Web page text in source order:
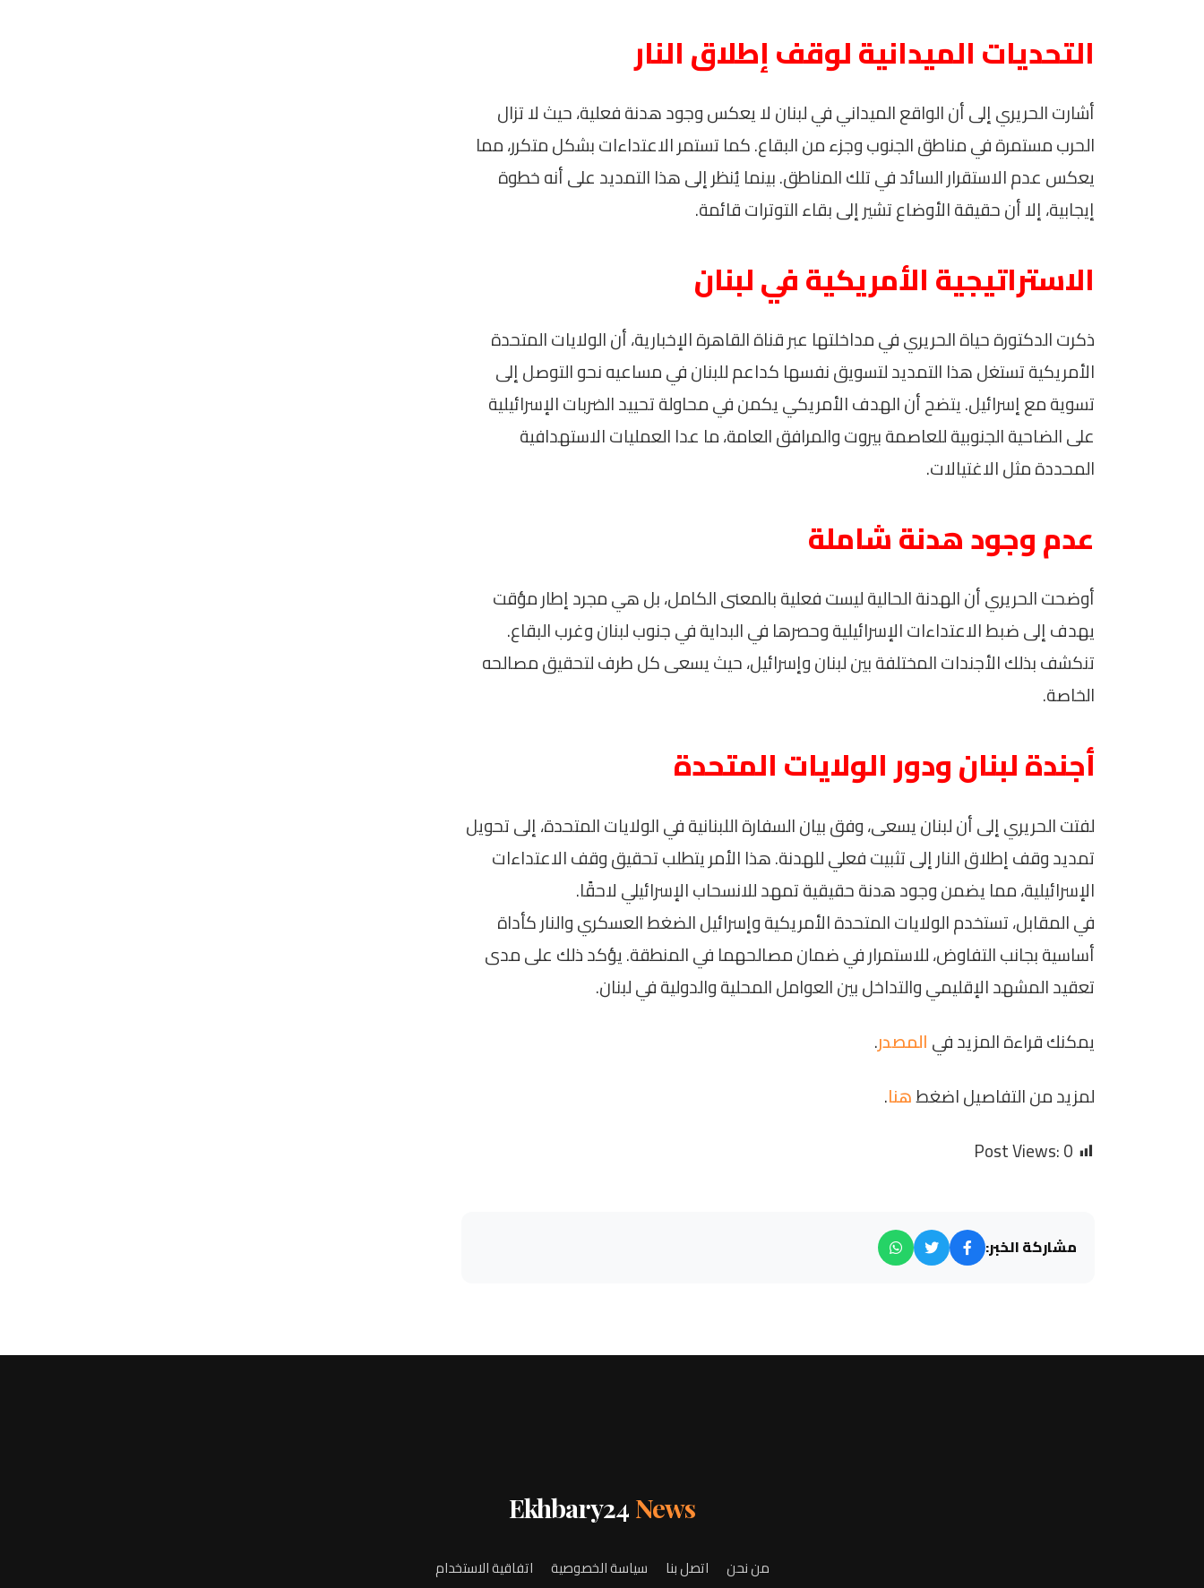
التحديات الميدانية لوقف إطلاق النار
أشارت الحريري إلى أن الواقع الميداني في لبنان لا يعكس وجود هدنة فعلية، حيث لا تزال
الحرب مستمرة في مناطق الجنوب وجزء من البقاع. كما تستمر الاعتداءات بشكل متكرر، مما
يعكس عدم الاستقرار السائد في تلك المناطق. بينما يُنظر إلى هذا التمديد على أنه خطوة
إيجابية، إلا أن حقيقة الأوضاع تشير إلى بقاء التوترات قائمة.
الاستراتيجية الأمريكية في لبنان
ذكرت الدكتورة حياة الحريري في مداخلتها عبر قناة القاهرة الإخبارية، أن الولايات المتحدة
الأمريكية تستغل هذا التمديد لتسويق نفسها كداعم للبنان في مساعيه نحو التوصل إلى
تسوية مع إسرائيل. يتضح أن الهدف الأمريكي يكمن في محاولة تحييد الضربات الإسرائيلية
على الضاحية الجنوبية للعاصمة بيروت والمرافق العامة، ما عدا العمليات الاستهدافية
المحددة مثل الاغتيالات.
عدم وجود هدنة شاملة
أوضحت الحريري أن الهدنة الحالية ليست فعلية بالمعنى الكامل، بل هي مجرد إطار مؤقت
يهدف إلى ضبط الاعتداءات الإسرائيلية وحصرها في البداية في جنوب لبنان وغرب البقاع.
تنكشف بذلك الأجندات المختلفة بين لبنان وإسرائيل، حيث يسعى كل طرف لتحقيق مصالحه
الخاصة.
أجندة لبنان ودور الولايات المتحدة
لفتت الحريري إلى أن لبنان يسعى، وفق بيان السفارة اللبنانية في الولايات المتحدة، إلى تحويل
تمديد وقف إطلاق النار إلى تثبيت فعلي للهدنة. هذا الأمر يتطلب تحقيق وقف الاعتداءات
الإسرائيلية، مما يضمن وجود هدنة حقيقية تمهد للانسحاب الإسرائيلي لاحقًا.
في المقابل، تستخدم الولايات المتحدة الأمريكية وإسرائيل الضغط العسكري والنار كأداة
أساسية بجانب التفاوض، للاستمرار في ضمان مصالحهما في المنطقة. يؤكد ذلك على مدى
تعقيد المشهد الإقليمي والتداخل بين العوامل المحلية والدولية في لبنان.
يمكنك قراءة المزيد فيالمصدر.
لمزيد من التفاصيل اضغطهنا.
Post Views:0
مشاركة الخبر:
Ekhbary24 News
من نحن اتصل بنا سياسة الخصوصية اتفاقية الاستخدام